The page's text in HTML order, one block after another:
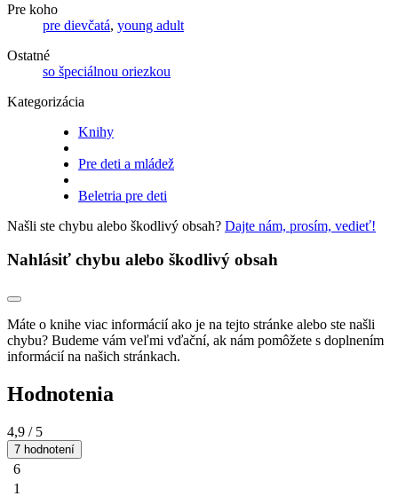
Pre koho
pre dievčatá, young adult
Ostatné
so špeciálnou oriezkou
Kategorizácia
Knihy
Pre deti a mládež
Beletria pre deti
Našli ste chybu alebo škodlivý obsah? Dajte nám, prosím, vedieť!
Nahlásiť chybu alebo škodlivý obsah
Máte o knihe viac informácií ako je na tejto stránke alebo ste našli
chybu? Budeme vám veľmi vďační, ak nám pomôžete s doplnením
informácií na našich stránkach.
Hodnotenia
4,9 / 5
7 hodnotení
6
1